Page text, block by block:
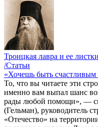
Троицкая лавра и ее
/Статьи
«Хочешь быть счастливым
То, что вы читаете эти
именно вам выпал шанс
рады любой помощи», —
(Гельман), руководитель
«Отечество» на